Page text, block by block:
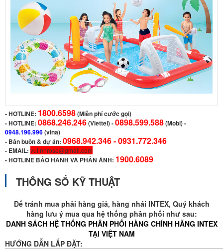
-HOTLINE: 1800.6598(Miễn phí cước gọi)
- HOTLINE: 0868.246.246(Viettel)-0898.599.588(Mobi) -
0948.196.996(vina)
- Bán buôn & dự án: 0968.942.346 -0931.772.346
- EMAIL: vulinhrose@gmail.com
-HOTLINE BẢO HÀNH VÀ PHẢN ÁNH: 1900.6089
THÔNG SỐ KỸ THUẬT
Để tránh mua phải hàng giả, hàng nhái INTEX, Quý khách
hàng lưu ý mua qua hệ thống phân phối như sau:
DANH SÁCH HỆ THỐNG PHÂN PHỐI HÀNG CHÍNH HÃNG INTEX
TẠI VIỆT NAM
HƯỚNG DẪN LẮP ĐẶT: